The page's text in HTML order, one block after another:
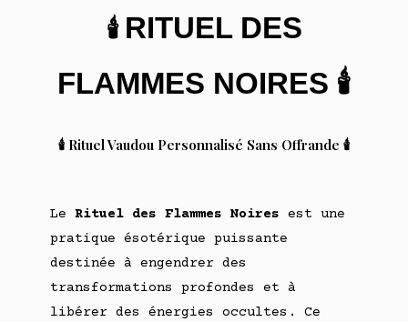
🕯️ RITUEL DES
FLAMMES NOIRES 🕯️
🕯️ Rituel Vaudou Personnalisé Sans Offrande 🕯️
Le Rituel des Flammes Noires est une
pratique ésotérique puissante
destinée à engendrer des
transformations profondes et à
libérer des énergies occultes. Ce